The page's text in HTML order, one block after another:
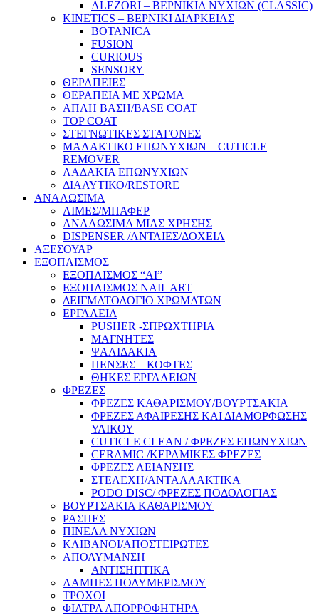
ALEZORI – ΒΕΡΝΙΚΙΑ ΝΥΧΙΩΝ (CLASSIC)
KINETICS – ΒΕΡΝΙΚΙ ΔΙΑΡΚΕΙΑΣ
BOTANICA
FUSION
CURIOUS
SENSORY
ΘΕΡΑΠΕΙΕΣ
ΘΕΡΑΠΕΙΑ ΜΕ ΧΡΩΜΑ
ΑΠΛΗ ΒΑΣΗ/BASE COAT
TOP COAT
ΣΤΕΓΝΩΤΙΚΕΣ ΣΤΑΓΟΝΕΣ
ΜΑΛΑΚΤΙΚΟ ΕΠΩΝΥΧΙΩΝ – CUTICLE
REMOVER
ΛΑΔΑΚΙΑ ΕΠΩΝΥΧΙΩΝ
ΔΙΑΛΥΤΙΚΟ/RESTORE
ΑΝΑΛΩΣΙΜΑ
ΛΙΜΕΣ/ΜΠΑΦΕΡ
ΑΝΑΛΩΣΙΜΑ ΜΙΑΣ ΧΡΗΣΗΣ
DISPENSER /ΑΝΤΛΙΕΣ/ΔΟΧΕΙΑ
ΑΞΕΣΟΥΑΡ
ΕΞΟΠΛΙΣΜΟΣ
ΕΞΟΠΛΙΣΜΟΣ “AI”
ΕΞΟΠΛΙΣΜΟΣ NAIL ART
ΔΕΙΓΜΑΤΟΛΟΓΙΟ ΧΡΩΜΑΤΩΝ
ΕΡΓΑΛΕΙΑ
PUSHER -ΣΠΡΩΧΤΗΡΙΑ
ΜΑΓΝΗΤΕΣ
ΨΑΛΙΔΑΚΙΑ
ΠΕΝΣΕΣ – ΚΟΦΤΕΣ
ΘΗΚΕΣ ΕΡΓΑΛΕΙΩΝ
ΦΡΕΖΕΣ
ΦΡΕΖΕΣ ΚΑΘΑΡΙΣΜΟΥ/ΒΟΥΡΤΣΑΚΙΑ
ΦΡΕΖΕΣ ΑΦΑΙΡΕΣΗΣ ΚΑΙ ΔΙΑΜΟΡΦΩΣΗΣ
ΥΛΙΚΟΥ
CUTICLE CLEAN / ΦΡΕΖΕΣ ΕΠΩΝΥΧΙΩΝ
CERAMIC /ΚΕΡΑΜΙΚΕΣ ΦΡΕΖΕΣ
ΦΡΕΖΕΣ ΛΕΙΑΝΣΗΣ
ΣΤΕΛΕΧΗ/ΑΝΤΑΛΛΑΚΤΙΚΑ
PODO DISC/ ΦΡΕΖΕΣ ΠΟΔΟΛΟΓΙΑΣ
ΒΟΥΡΤΣΑΚΙΑ ΚΑΘΑΡΙΣΜΟΥ
ΡΑΣΠΕΣ
ΠΙΝΕΛΑ ΝΥΧΙΩΝ
ΚΛΙΒΑΝΟΙ/ΑΠΟΣΤΕΙΡΩΤΕΣ
ΑΠΟΛΥΜΑΝΣΗ
ΑΝΤΙΣΗΠΤΙΚΑ
ΛΑΜΠΕΣ ΠΟΛΥΜΕΡΙΣΜΟΥ
ΤΡΟΧΟΙ
ΦΙΛΤΡΑ ΑΠΟΡΡΟΦΗΤΗΡΑ